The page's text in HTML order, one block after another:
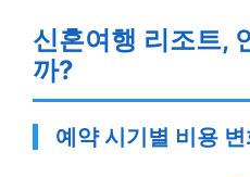
신혼여행 리조트,
까?
예약 시기별 비용